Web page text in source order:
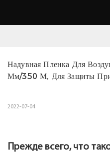
Надувная Пленка Для
Мм/350 М, Для Защиты При
2022-07-04
Прежде всего, что